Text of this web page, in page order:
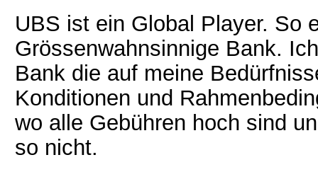
UBS ist ein Global Player. So
Grössenwahnsinnige Bank.
Bank die auf meine
Konditionen und
wo alle Gebühren hoch sind
so nicht.